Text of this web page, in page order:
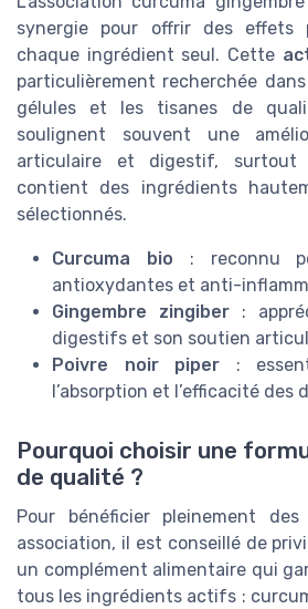
synergie pour offrir des effets
chaque ingrédient seul. Cette
particulièrement recherchée
gélules et les tisanes de
soulignent souvent une
articulaire et digestif, surtout
contient des ingrédients
sélectionnés.
Curcuma bio : reconnu
antioxydantes et anti-
Gingembre zingiber:
digestifs et son soutien
Poivre noir piper :
l’absorption et l’efficacité des
Pourquoi choisir une
de qualité ?
Pour bénéficier pleinement
association, il est conseillé de
un complément alimentaire qui
tous les ingrédients actifs :